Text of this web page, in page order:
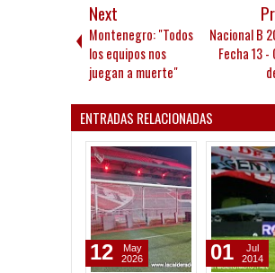
Next
Montenegro: "Todos
los equipos nos
juegan a muerte"
Nacional B
Fecha 13
ENTRADAS RELACIONADAS
12
May
2026
01
Jul
2014